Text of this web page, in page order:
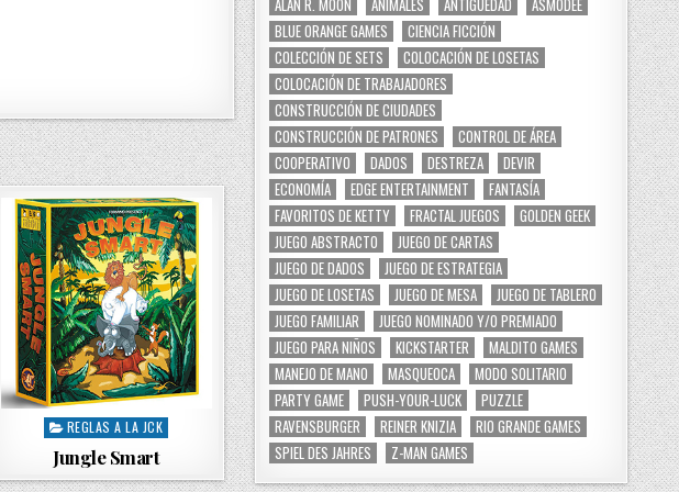
P
o
REGLAS A LA JCK
Jungle Smart
ALAN R. MOON ANIMALES ANTIGÜEDAD
ASMODEE
BLUE ORANGE GAMES
CIENCIA FICCIÓN
COLECCIÓN DE SETS
COLOCACIÓN DE LOSETAS
COLOCACIÓN DE TRABAJADORES
CONSTRUCCIÓN DE CIUDADES
CONSTRUCCIÓN DE PATRONES
CONTROL DE ÁREA
COOPERATIVO
DADOS DESTREZA
DEVIR
ECONOMÍA
EDGE ENTERTAINMENT
FANTASÍA
FAVORITOS DE KETTY
FRACTAL JUEGOS
GOLDEN GEEK
JUEGO ABSTRACTO
JUEGO DE CARTAS
JUEGO DE DADOS
JUEGO DE ESTRATEGIA
JUEGO DE LOSETAS
JUEGO DE MESA
JUEGO DE TABLERO
JUEGO FAMILIAR
JUEGO NOMINADO Y/O PREMIADO
JUEGO PARA NIÑOS
KICKSTARTER
MALDITO GAMES
MANEJO DE MANO
MASQUEOCA
MODO SOLITARIO
PARTY GAME
PUSH-YOUR-LUCK
PUZZLE
RAVENSBURGER
REINER KNIZIA
RIO GRANDE GAMES
SPIEL DES JAHRES
Z-MAN GAMES